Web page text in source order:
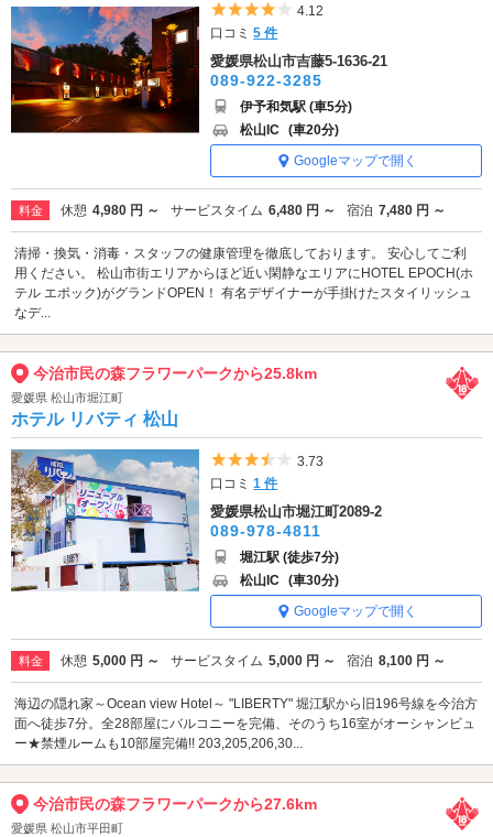
5つ星のうち4
4.12
口コミ5 件
愛媛県松山市吉藤5-1636-21
089-922-3285
伊予和気駅 (車5分)
松山IC (車20分)
Googleマップで開く
料金 休憩 4,980 円 ～ サービスタイム 6,480 円 ～ 宿泊 7,480 円 ～
清掃・換気・消毒・スタッフの健康管理を徹底しております。 安心してご利
用ください。 松山市街エリアからほど近い閑静なエリアにHOTEL EPOCH(ホ
テル エポック)がグランドOPEN！ 有名デザイナーが手掛けたスタイリッシュ
なデ...
今治市民の森フラワーパークから25.8km
愛媛県 松山市堀江町
ホテル リバティ 松山
5つ星のうち3.5
3.73
口コミ1 件
愛媛県松山市堀江町2089-2
089-978-4811
堀江駅 (徒歩7分)
松山IC (車30分)
Googleマップで開く
料金 休憩 5,000 円 ～ サービスタイム 5,000 円 ～ 宿泊 8,100 円 ～
海辺の隠れ家～Ocean view Hotel～ "LIBERTY" 堀江駅から旧196号線を今治方
面へ徒歩7分。全28部屋にバルコニーを完備、そのうち16室がオーシャンビュ
ー★禁煙ルームも10部屋完備!! 203,205,206,30...
今治市民の森フラワーパークから27.6km
愛媛県 松山市平田町